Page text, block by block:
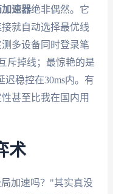
速器绝非偶然。它
就自动选择最优线
多设备同时登录笔
斥掉线；最惊艳的是
迟稳控在30ms内。有
甚至比我在国内用
术
加速吗？"其实真没